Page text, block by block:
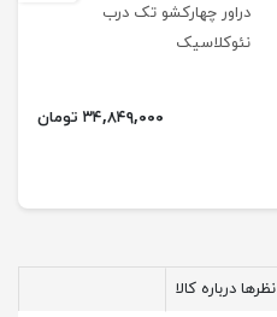
دراور چهارکشو تک درب
نئوکلاسیک
۳۴,۸۴۹,۰۰۰ تومان
نظرها درباره کالا